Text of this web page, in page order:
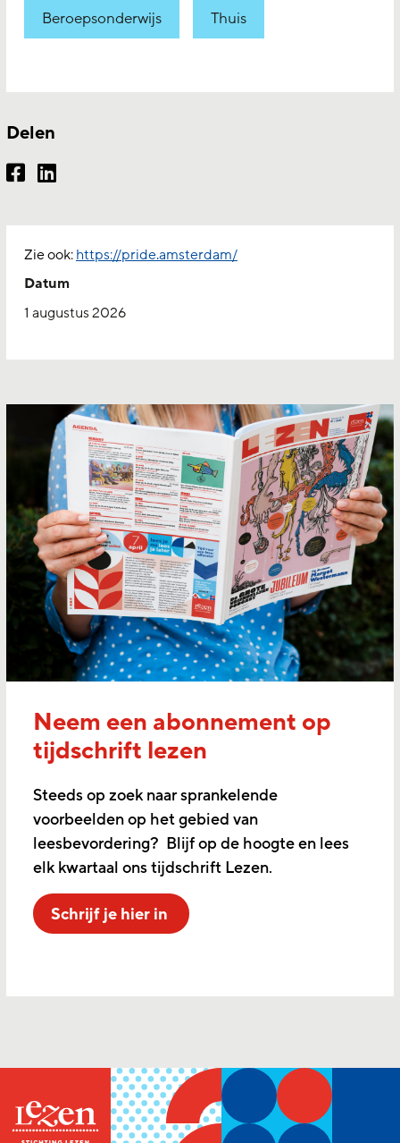
Zie ook:https://pride.amsterdam/
Datum
Start datum:
1 augustus 2026
Beroepsonderwijs Thuis
Delen
Neem een abonnement op
tijdschrift lezen
Steeds op zoek naar sprankelende
voorbeelden op het gebied van
leesbevordering? Blijf op de hoogte en lees
elk kwartaal ons tijdschrift Lezen.
Schrijf je hier in